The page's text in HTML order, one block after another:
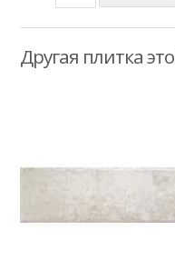
Другая плитка